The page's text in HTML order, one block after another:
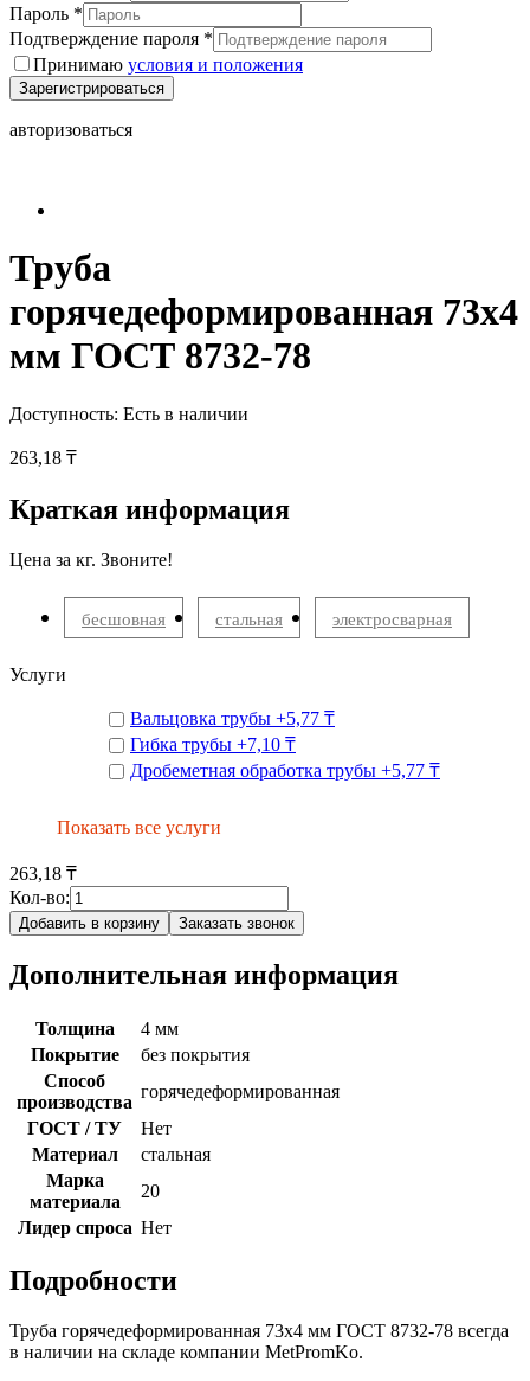
Пароль *
Подтверждение пароля *
Принимаю условия и положения
Зарегистрироваться
авторизоваться
Труба
горячедеформированная 73х4
мм ГОСТ 8732-78
Доступность: Есть в наличии
263,18 ₸
Краткая информация
Цена за кг. Звоните!
бесшовная стальная электросварная
Услуги
Вальцовка трубы +5,77 ₸
Гибка трубы +7,10 ₸
Дробеметная обработка трубы +5,77 ₸
Показать все услуги
263,18 ₸
Кол-во:
Добавить в корзину Заказать звонок
Дополнительная информация
Толщина
4 мм
Покрытие
без покрытия
Способ
производства
горячедеформированная
ГОСТ / ТУ
Нет
Материал
стальная
Марка
материала
20
Лидер спроса Нет
Подробности
Труба горячедеформированная 73х4 мм ГОСТ 8732-78 всегда
в наличии на складе компании MetPromKo.